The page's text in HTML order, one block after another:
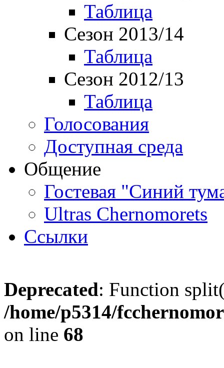
Таблица
Сезон 2013/14
Таблица
Сезон 2012/13
Таблица
Голосования
Доступная среда
Общение
Гостевая "Синий
Ultras Chernomorets
Ссылки
Deprecated: Function
/home/p5314/
on line 68